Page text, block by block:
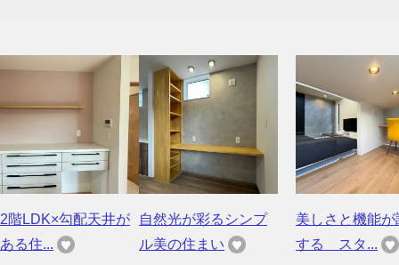
2階LDK×勾配天井が
ある住...
自然光が彩るシンプ
ル美の住まい
美しさと機能が
する スタ...